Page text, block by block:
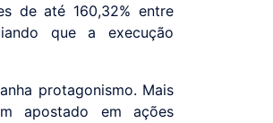
de até 160,32% entre
que a execução
protagonismo. Mais
apostado em ações